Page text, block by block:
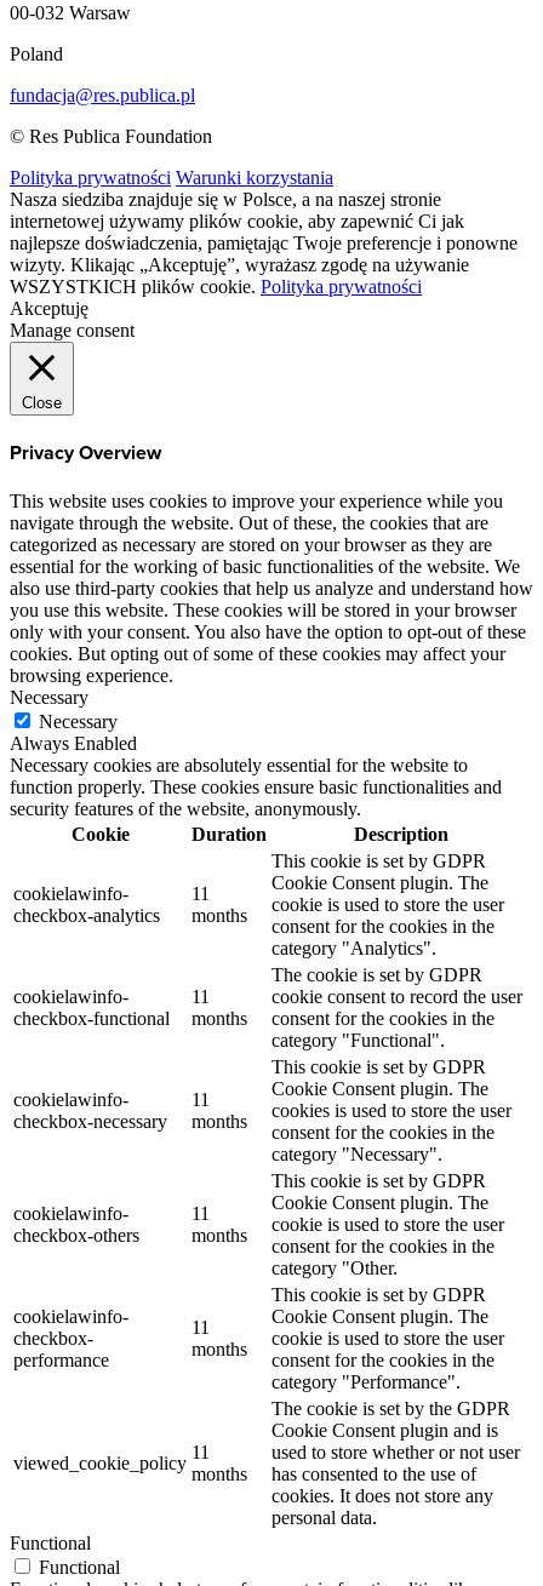
00-032 Warsaw
Poland
fundacja@res.publica.pl
© Res Publica Foundation
Polityka prywatności Warunki korzystania
Nasza siedziba znajduje się w Polsce, a na naszej stronie
internetowej używamy plików cookie, aby zapewnić Ci jak
najlepsze doświadczenia, pamiętając Twoje preferencje i ponowne
wizyty. Klikając „Akceptuję”, wyrażasz zgodę na używanie
WSZYSTKICH plików cookie. Polityka prywatności
Akceptuję
Manage consent
Close
Privacy Overview
This website uses cookies to improve your experience while you
navigate through the website. Out of these, the cookies that are
categorized as necessary are stored on your browser as they are
essential for the working of basic functionalities of the website. We
also use third-party cookies that help us analyze and understand how
you use this website. These cookies will be stored in your browser
only with your consent. You also have the option to opt-out of these
cookies. But opting out of some of these cookies may affect your
browsing experience.
Necessary
Necessary
Always Enabled
Necessary cookies are absolutely essential for the website to
function properly. These cookies ensure basic functionalities and
security features of the website, anonymously.
Cookie
Duration Description
cookielawinfo-
checkbox-analytics
11
months
This cookie is set by GDPR
Cookie Consent plugin. The
cookie is used to store the user
consent for the cookies in the
category "Analytics".
cookielawinfo-
checkbox-functional
11
months
The cookie is set by GDPR
cookie consent to record the user
consent for the cookies in the
category "Functional".
cookielawinfo-
checkbox-necessary
11
months
This cookie is set by GDPR
Cookie Consent plugin. The
cookies is used to store the user
consent for the cookies in the
category "Necessary".
cookielawinfo-
checkbox-others
11
months
This cookie is set by GDPR
Cookie Consent plugin. The
cookie is used to store the user
consent for the cookies in the
category "Other.
cookielawinfo-
checkbox-
performance
11
months
This cookie is set by GDPR
Cookie Consent plugin. The
cookie is used to store the user
consent for the cookies in the
category "Performance".
viewed_cookie_policy
11
months
The cookie is set by the GDPR
Cookie Consent plugin and is
used to store whether or not user
has consented to the use of
cookies. It does not store any
personal data.
Functional
Functional